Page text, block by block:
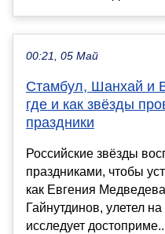
00:21, 05 Май
Стамбул, Шанхай и
где и как звёзды
праздники
Российские звёзды
праздниками, чтобы
как Евгения
Гайнутдинов, улетел
исследует